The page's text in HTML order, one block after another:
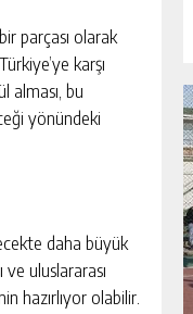
parçası olarak
karşı
alması, bu
yönündeki
daha büyük
uluslararası
hazırlıyor olabilir.